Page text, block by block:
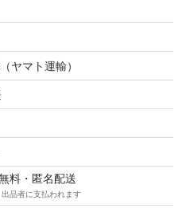
ヤマト運輸）
料・匿名配送
品者に支払われます